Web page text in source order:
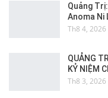
Quảng
Anoma Ni
Th8 4, 2026
QUẢNG
KỶ NIỆM
Th8 3, 2026